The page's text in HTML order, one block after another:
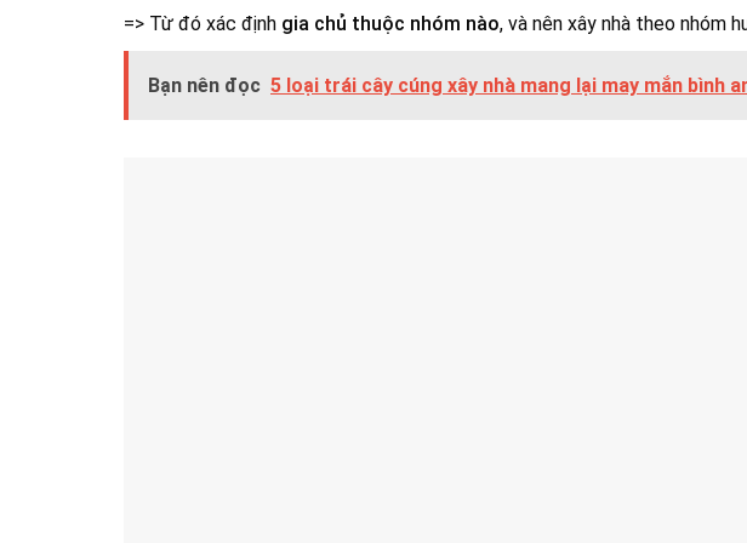
=> Từ đó xác định gia chủ thuộc nhóm nào, và nên xây nhà theo nhóm
Bạn nên đọc 5 loại trái cây cúng xây nhà mang lại may mắn bình